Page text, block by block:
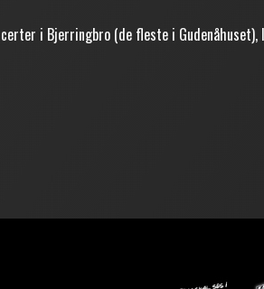
i Bjerringbro (de fleste i